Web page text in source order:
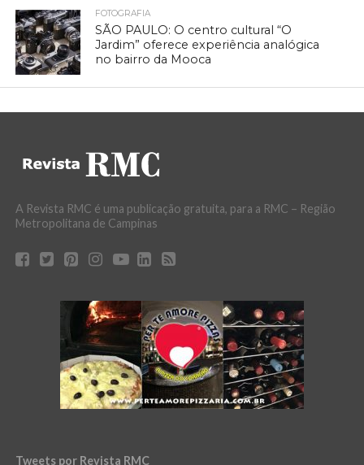
FOTOGRAFIA
SÃO PAULO: O centro cultural “O
Jardim” oferece experiência analógica
no bairro da Mooca
A Revista RMC é uma publicação gratuita, para a RMC – Região
Metropolitana de Campinas
Tweets por Revista RMC